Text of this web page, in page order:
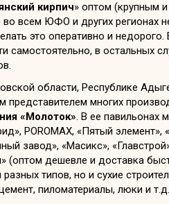
кирпич» оптом (крупным
во всем ЮФО и других регионах
это оперативно и
самостоятельно, в остальных
области, Республике
представителем многих
«Молоток» . В ее павильонах
POROMAX, «Пятый элемент»,
завод», «Масикс»,
(оптом дешевле и доставка
разных типов, но и сухие
пиломатериалы, люки и т.д.